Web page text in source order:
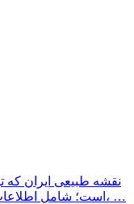
نقشه طبیعی ایران که
است؛ شامل اطلاعات طبیعی ازجمله رشته‌کوه‌ها، کوه‌ها، قله‌ها، …